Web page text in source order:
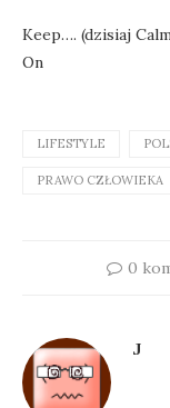
Keep…. (dzisiaj
On
LIFESTYLE
PRAWO CZŁOWIEKA
0
J